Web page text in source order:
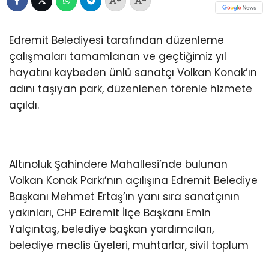
Edremit Belediyesi tarafından düzenleme
çalışmaları tamamlanan ve geçtiğimiz yıl
hayatını kaybeden ünlü sanatçı Volkan Konak’ın
adını taşıyan park, düzenlenen törenle hizmete
açıldı.
Altınoluk Şahindere Mahallesi’nde bulunan
Volkan Konak Parkı’nın açılışına Edremit Belediye
Başkanı Mehmet Ertaş’ın yanı sıra sanatçının
yakınları, CHP Edremit İlçe Başkanı Emin
Yalçıntaş, belediye başkan yardımcıları,
belediye meclis üyeleri, muhtarlar, sivil toplum